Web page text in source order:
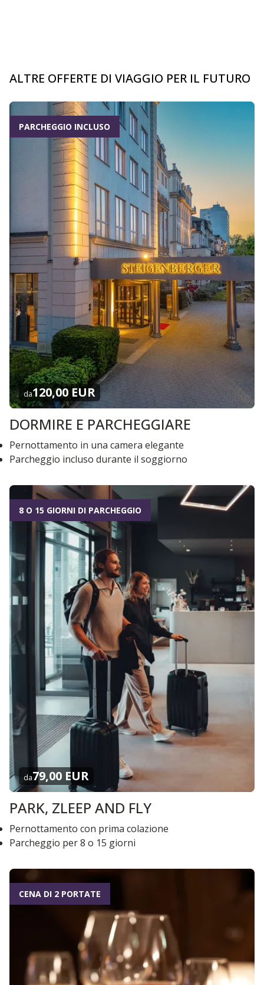
ALTRE OFFERTE DI VIAGGIO PER IL FUTURO
PARCHEGGIO INCLUSO
da120,00 EUR
DORMIRE E PARCHEGGIARE
Pernottamento in una camera elegante
Parcheggio incluso durante il soggiorno
8 O 15 GIORNI DI PARCHEGGIO
da79,00 EUR
PARK, ZLEEP AND FLY
Pernottamento con prima colazione
Parcheggio per 8 o 15 giorni
CENA DI 2 PORTATE